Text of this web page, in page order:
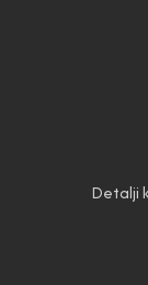
Detalji